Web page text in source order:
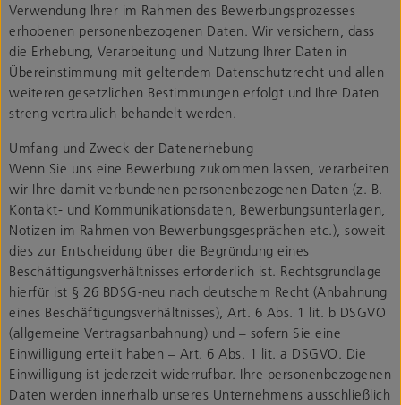
Verwendung Ihrer im Rahmen des Bewerbungsprozesses
erhobenen personenbezogenen Daten. Wir versichern, dass
die Erhebung, Verarbeitung und Nutzung Ihrer Daten in
Übereinstimmung mit geltendem Datenschutzrecht und allen
weiteren gesetzlichen Bestimmungen erfolgt und Ihre Daten
streng vertraulich behandelt werden.
Umfang und Zweck der Datenerhebung
Wenn Sie uns eine Bewerbung zukommen lassen, verarbeiten
wir Ihre damit verbundenen personenbezogenen Daten (z. B.
Kontakt- und Kommunikationsdaten, Bewerbungsunterlagen,
Notizen im Rahmen von Bewerbungsgesprächen etc.), soweit
dies zur Entscheidung über die Begründung eines
Beschäftigungsverhältnisses erforderlich ist. Rechtsgrundlage
hierfür ist § 26 BDSG-neu nach deutschem Recht (Anbahnung
eines Beschäftigungsverhältnisses), Art. 6 Abs. 1 lit. b DSGVO
(allgemeine Vertragsanbahnung) und – sofern Sie eine
Einwilligung erteilt haben – Art. 6 Abs. 1 lit. a DSGVO. Die
Einwilligung ist jederzeit widerrufbar. Ihre personenbezogenen
Daten werden innerhalb unseres Unternehmens ausschließlich